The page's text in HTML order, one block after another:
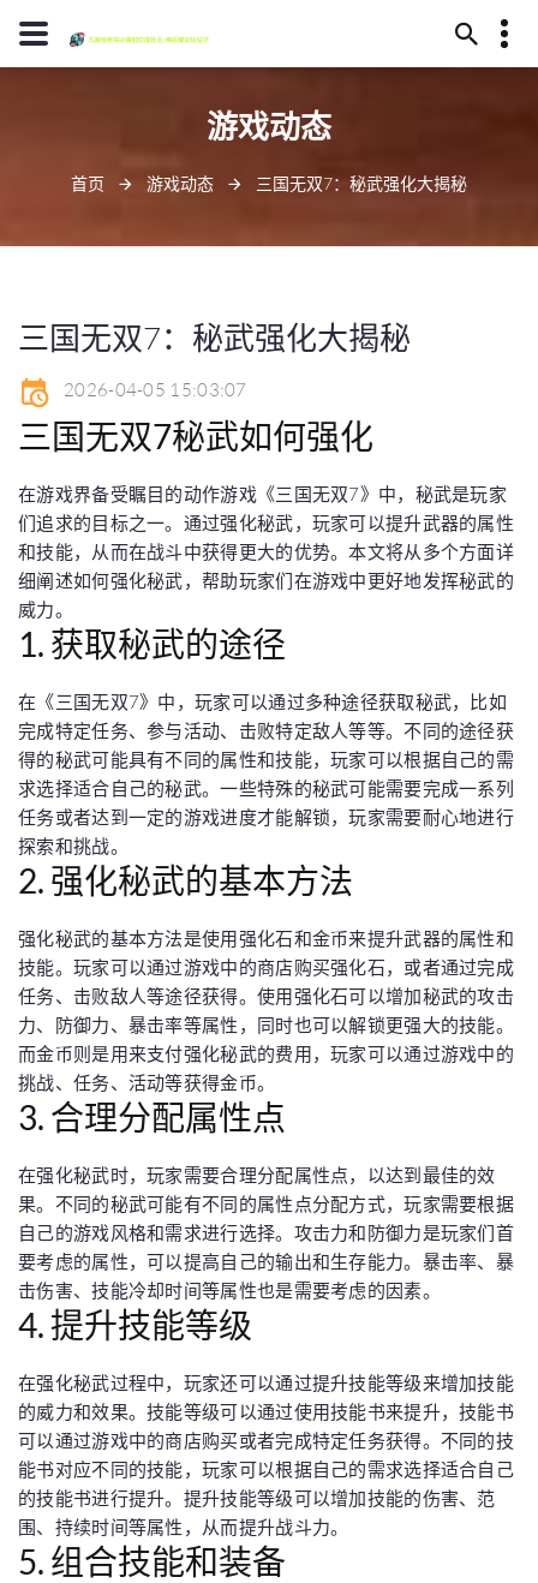
13594780370
毕节市代耳山145号
游戏动态
首页 游戏动态 三国无双7：秘武强化大揭秘
三国无双7：秘武强化大揭秘
2026-04-05 15:03:07
三国无双7秘武如何强化
在游戏界备受瞩目的动作游戏《三国无双7》中，秘武是玩家
们追求的目标之一。通过强化秘武，玩家可以提升武器的属性
和技能，从而在战斗中获得更大的优势。本文将从多个方面详
细阐述如何强化秘武，帮助玩家们在游戏中更好地发挥秘武的
威力。
1. 获取秘武的途径
在《三国无双7》中，玩家可以通过多种途径获取秘武，比如
完成特定任务、参与活动、击败特定敌人等等。不同的途径获
得的秘武可能具有不同的属性和技能，玩家可以根据自己的需
求选择适合自己的秘武。一些特殊的秘武可能需要完成一系列
任务或者达到一定的游戏进度才能解锁，玩家需要耐心地进行
探索和挑战。
2. 强化秘武的基本方法
强化秘武的基本方法是使用强化石和金币来提升武器的属性和
技能。玩家可以通过游戏中的商店购买强化石，或者通过完成
任务、击败敌人等途径获得。使用强化石可以增加秘武的攻击
力、防御力、暴击率等属性，同时也可以解锁更强大的技能。
而金币则是用来支付强化秘武的费用，玩家可以通过游戏中的
挑战、任务、活动等获得金币。
3. 合理分配属性点
在强化秘武时，玩家需要合理分配属性点，以达到最佳的效
果。不同的秘武可能有不同的属性点分配方式，玩家需要根据
自己的游戏风格和需求进行选择。攻击力和防御力是玩家们首
要考虑的属性，可以提高自己的输出和生存能力。暴击率、暴
击伤害、技能冷却时间等属性也是需要考虑的因素。
4. 提升技能等级
在强化秘武过程中，玩家还可以通过提升技能等级来增加技能
的威力和效果。技能等级可以通过使用技能书来提升，技能书
可以通过游戏中的商店购买或者完成特定任务获得。不同的技
能书对应不同的技能，玩家可以根据自己的需求选择适合自己
的技能书进行提升。提升技能等级可以增加技能的伤害、范
围、持续时间等属性，从而提升战斗力。
5. 组合技能和装备